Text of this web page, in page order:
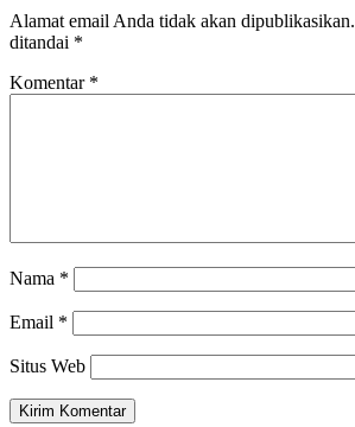
Alamat email Anda tidak akan dipublikasikan.
ditandai *
Komentar *
Nama *
Email *
Situs Web